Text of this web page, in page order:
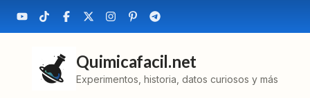
Quimicafacil.net
Experimentos, historia, datos curiosos y más